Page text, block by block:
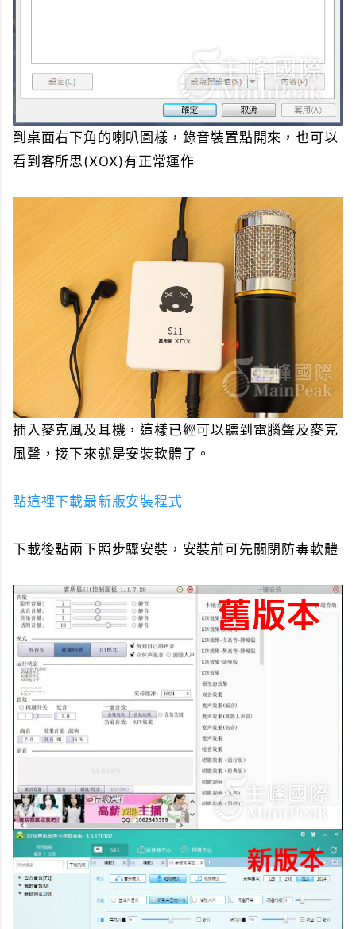
到桌面右下角的喇叭圖樣，錄音裝置點開來，也可以
看到客所思(XOX)有正常運作
插入麥克風及耳機，這樣已經可以聽到電腦聲及麥克
風聲，接下來就是安裝軟體了。
點這裡下載最新版安裝程式
下載後點兩下照步驟安裝，安裝前可先關閉防毒軟體